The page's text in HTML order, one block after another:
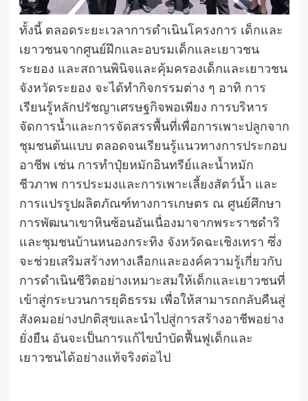
ทั้งนี้ ตลอดระยะเวลาการดำเนินโครงการ เด็กและ
เยาวชนจากศูนย์ฝึกและอบรมเด็กและเยาวชน
ระยอง และสถานพินิจและคุ้มครองเด็กและเยาวชน
จังหวัดระยอง จะได้ทำกิจกรรมต่าง ๆ อาทิ การ
เรียนรู้หลักปรัชญาเศรษฐกิจพอเพียง การบริหาร
จัดการน้ำและการจัดสรรพื้นที่เพื่อการเพาะปลูกจาก
ชุมชนต้นแบบ ตลอดจนเรียนรู้แนวทางการประกอบ
อาชีพ เช่น การทำปุ๋ยหมักอินทรีย์และน้ำหมัก
ชีวภาพ การประมงและการเพาะเลี้ยงสัตว์น้ำ และ
การแปรรูปผลิตภัณฑ์ทางการเกษตร ณ ศูนย์ศึกษา
การพัฒนาเขาหินซ้อนอันเนื่องมาจากพระราชดำริ
และชุมชนบ้านหนองกระทิง จังหวัดฉะเชิงเทรา ซึ่ง
จะช่วยเสริมสร้างทางเลือกและองค์ความรู้เกี่ยวกับ
การดำเนินชีวิตอย่างเหมาะสมให้เด็กและเยาวชนที่
เข้าสู่กระบวนการยุติธรรม เพื่อให้สามารถกลับคืนสู่
สังคมอย่างปกติสุขและนำไปสู่การสร้างอาชีพอย่าง
ยั่งยืน อันจะเป็นการแก้ไขบำบัดฟื้นฟูเด็กและ
เยาวชนได้อย่างแท้จริงต่อไป